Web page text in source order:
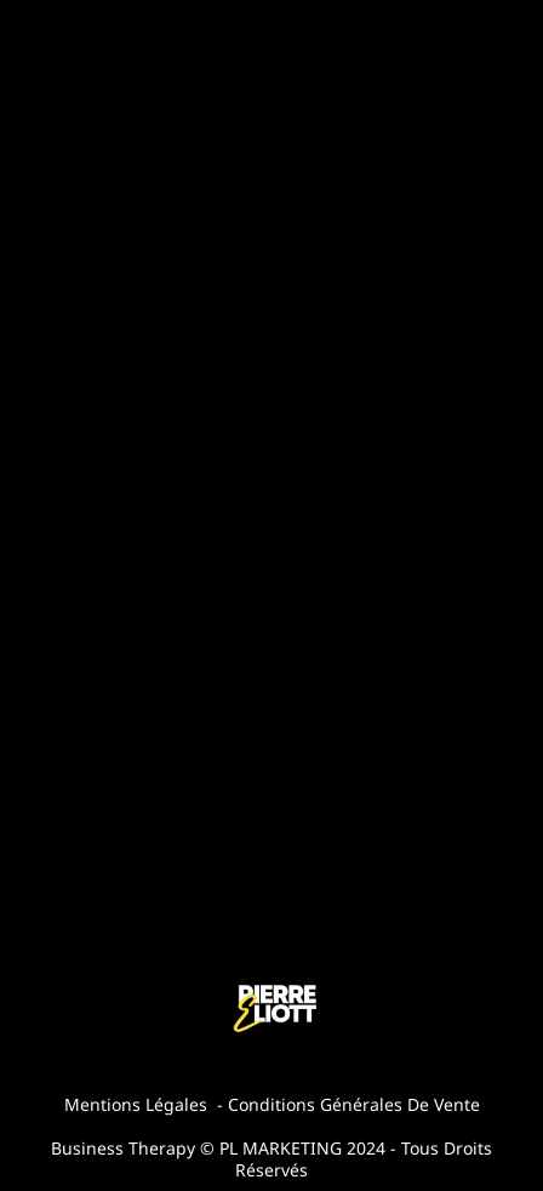
Mentions Légales - Conditions Générales De Vente
Business Therapy © PL MARKETING 2024 - Tous Droits
Réservés